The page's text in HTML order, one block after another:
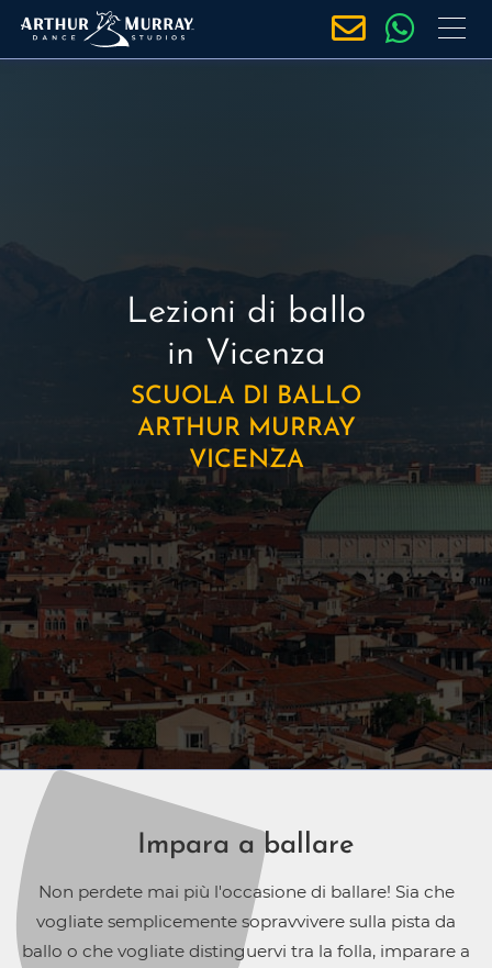
Lezioni di ballo
in Vicenza
SCUOLA DI BALLO
ARTHUR MURRAY
VICENZA
Impara a ballare
Non perdete mai più l'occasione di ballare! Sia che
vogliate semplicemente sopravvivere sulla pista da
ballo o che vogliate distinguervi tra la folla, imparare a